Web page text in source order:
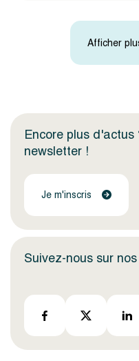
Afficher
Encore plus
newsletter !
Je m'inscris
Suivez-nous sur